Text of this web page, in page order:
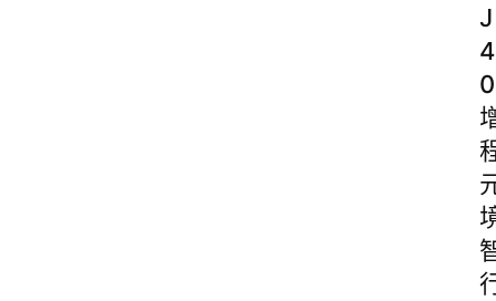
J
4
0